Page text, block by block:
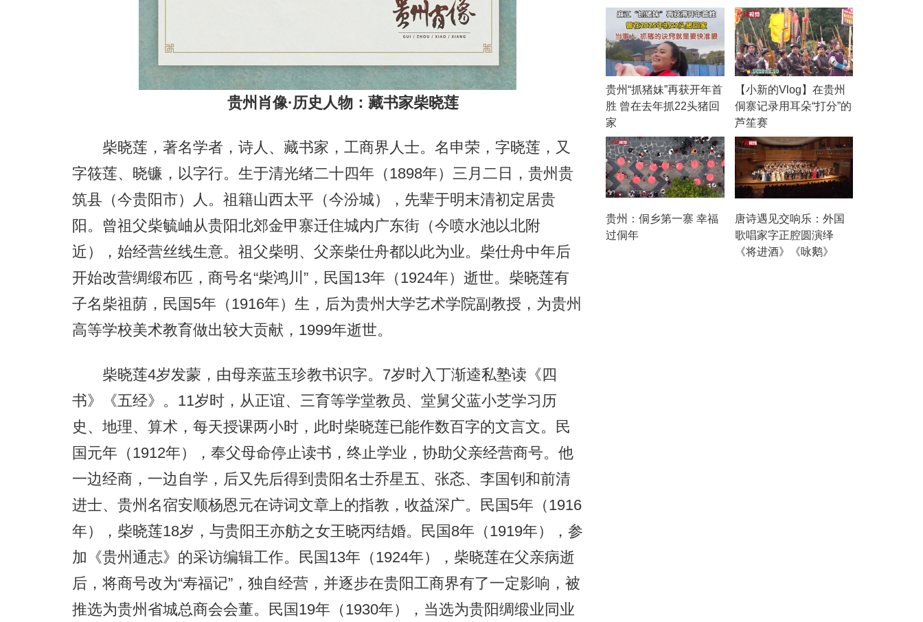
贵州肖像·历史人物：藏书家柴晓莲
柴晓莲，著名学者，诗人、藏书家，工商界人士。名申荣，字晓莲，又
字筱莲、晓镰，以字行。生于清光绪二十四年（1898年）三月二日，贵州贵
筑县（今贵阳市）人。祖籍山西太平（今汾城），先辈于明末清初定居贵
阳。曾祖父柴毓岫从贵阳北郊金甲寨迁住城内广东街（今喷水池以北附
近），始经营丝线生意。祖父柴明、父亲柴仕舟都以此为业。柴仕舟中年后
开始改营绸缎布匹，商号名“柴鸿川”，民国13年（1924年）逝世。柴晓莲有
子名柴祖荫，民国5年（1916年）生，后为贵州大学艺术学院副教授，为贵州
高等学校美术教育做出较大贡献，1999年逝世。
柴晓莲4岁发蒙，由母亲蓝玉珍教书识字。7岁时入丁渐逵私塾读《四
书》《五经》。11岁时，从正谊、三育等学堂教员、堂舅父蓝小芝学习历
史、地理、算术，每天授课两小时，此时柴晓莲已能作数百字的文言文。民
国元年（1912年），奉父母命停止读书，终止学业，协助父亲经营商号。他
一边经商，一边自学，后又先后得到贵阳名士乔星五、张忞、李国钊和前清
进士、贵州名宿安顺杨恩元在诗词文章上的指教，收益深广。民国5年（1916
年），柴晓莲18岁，与贵阳王亦舫之女王晓丙结婚。民国8年（1919年），参
加《贵州通志》的采访编辑工作。民国13年（1924年），柴晓莲在父亲病逝
后，将商号改为“寿福记”，独自经营，并逐步在贵阳工商界有了一定影响，被
推选为贵州省城总商会会董。民国19年（1930年），当选为贵阳绸缎业同业
贵州“抓猪妹”再获开年首
胜 曾在去年抓22头猪回
家
【小新的Vlog】在贵州
侗寨记录用耳朵“打分”的
芦笙赛
贵州：侗乡第一寨 幸福
过侗年
唐诗遇见交响乐：外国
歌唱家字正腔圆演绎
《将进酒》《咏鹅》